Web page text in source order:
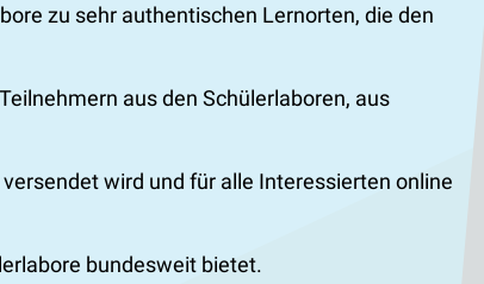
zu sehr authentischen Lernorten, die den
aus den Schülerlaboren, aus
wird und für alle Interessierten online
bundesweit bietet.